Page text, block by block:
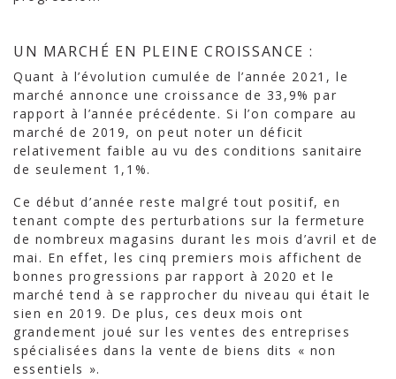
UN MARCHÉ EN PLEINE CROISSANCE :
Quant à l’évolution cumulée de l’année 2021, le
marché annonce une croissance de 33,9% par
rapport à l’année précédente. Si l’on compare au
marché de 2019, on peut noter un déficit
relativement faible au vu des conditions sanitaire
de seulement 1,1%.
Ce début d’année reste malgré tout positif, en
tenant compte des perturbations sur la fermeture
de nombreux magasins durant les mois d’avril et de
mai. En effet, les cinq premiers mois affichent de
bonnes progressions par rapport à 2020 et le
marché tend à se rapprocher du niveau qui était le
sien en 2019. De plus, ces deux mois ont
grandement joué sur les ventes des entreprises
spécialisées dans la vente de biens dits « non
essentiels ».